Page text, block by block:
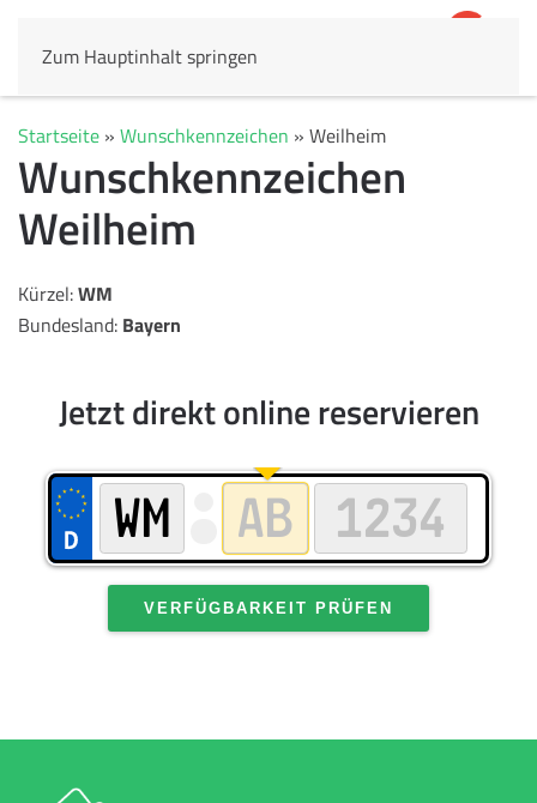
Zum Hauptinhalt springen
Startseite » Wunschkennzeichen » Weilheim
Wunschkennzeichen
Weilheim
Kürzel:WM
Bundesland: Bayern
Jetzt direkt online reservieren
VERFÜGBARKEIT PRÜFEN